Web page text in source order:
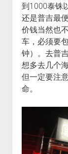
到1000泰铢
还是普吉最
价钱当然也
车，必须要
钟）。去普
想多去几个
但一定要注
命。